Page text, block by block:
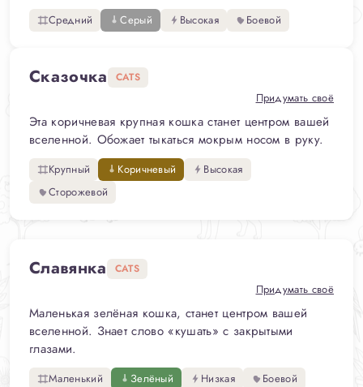
Средний Серый Высокая Боевой
Сказочка CATS
Придумать своё
Эта коричневая крупная кошка станет центром вашей
вселенной. Обожает тыкаться мокрым носом в руку.
Крупный Коричневый
Высокая
Сторожевой
Славянка CATS
Придумать своё
Маленькая зелёная кошка, станет центром вашей
вселенной. Знает слово «кушать» с закрытыми
глазами.
Маленький Зелёный Низкая Боевой